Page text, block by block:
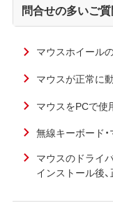
問合せの多いご
マウスホイール
マウスが正常に
マウスをPCで使
無線キーボード
マウスのドライ
インストール後